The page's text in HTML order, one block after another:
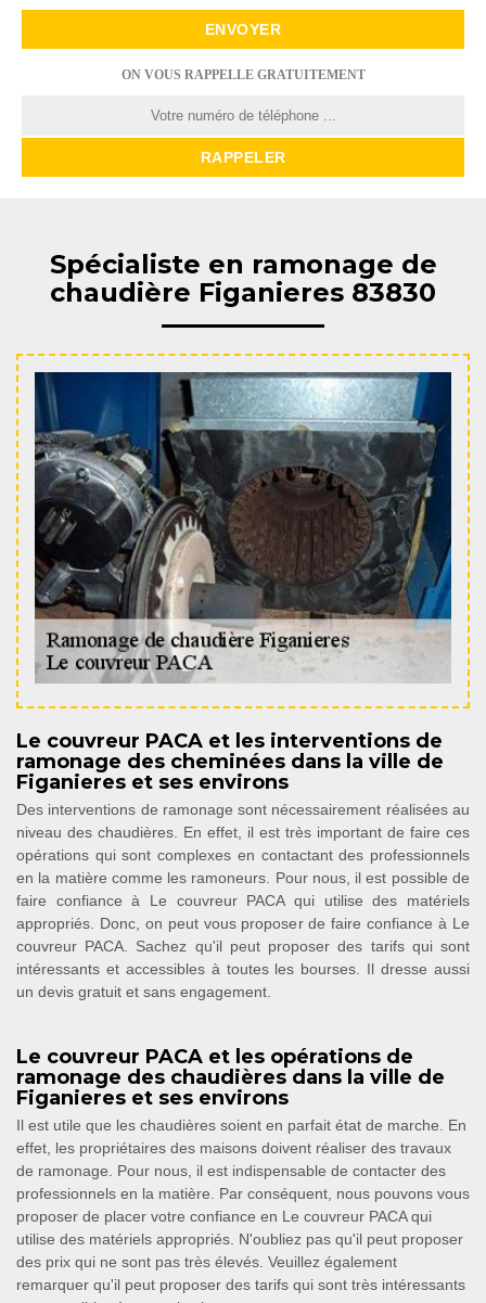
ON VOUS RAPPELLE GRATUITEMENT
Spécialiste en ramonage de
chaudière Figanieres 83830
Le couvreur PACA et les interventions de
ramonage des cheminées dans la ville de
Figanieres et ses environs
Des interventions de ramonage sont nécessairement réalisées au
niveau des chaudières. En effet, il est très important de faire ces
opérations qui sont complexes en contactant des professionnels
en la matière comme les ramoneurs. Pour nous, il est possible de
faire confiance à Le couvreur PACA qui utilise des matériels
appropriés. Donc, on peut vous proposer de faire confiance à Le
couvreur PACA. Sachez qu'il peut proposer des tarifs qui sont
intéressants et accessibles à toutes les bourses. Il dresse aussi
un devis gratuit et sans engagement.
Le couvreur PACA et les opérations de
ramonage des chaudières dans la ville de
Figanieres et ses environs
Il est utile que les chaudières soient en parfait état de marche. En
effet, les propriétaires des maisons doivent réaliser des travaux
de ramonage. Pour nous, il est indispensable de contacter des
professionnels en la matière. Par conséquent, nous pouvons vous
proposer de placer votre confiance en Le couvreur PACA qui
utilise des matériels appropriés. N'oubliez pas qu'il peut proposer
des prix qui ne sont pas très élevés. Veuillez également
remarquer qu'il peut proposer des tarifs qui sont très intéressants